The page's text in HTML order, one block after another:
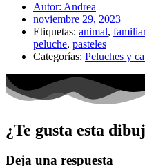
Autor: Andrea
noviembre 29, 2023
Etiquetas: animal, familiar
peluche, pasteles
Categorías: Peluches y
¿Te gusta esta
Deja una respuesta